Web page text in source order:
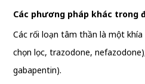
Các phương pháp khác trong
Các rối loạn tâm thần là một
chọn lọc, trazodone,
gabapentin).